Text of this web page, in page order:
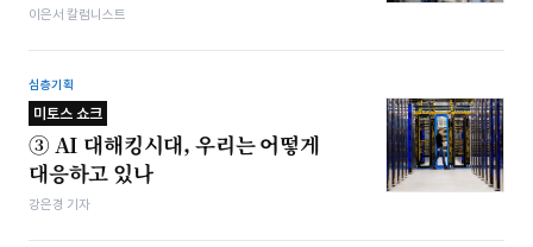
이은서 칼럼니스트
심층기획
미토스 쇼크
③ AI 대해킹시대, 우리는 어떻게
대응하고 있나
강은경 기자